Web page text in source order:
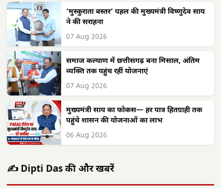
‘मुस्कुराता बस्तर’ पहल की मुख्यमंत्री विष्णुदेव साय
ने की सराहना
07 Aug 2026
समाज कल्याण में छत्तीसगढ़ बना मिसाल, अंतिम
व्यक्ति तक पहुंच रहीं योजनाएं
07 Aug 2026
मुख्यमंत्री साय का फोकस— हर पात्र हितग्राही तक
पहुंचे शासन की योजनाओं का लाभ
06 Aug 2026
✍️ Dipti Das की और खबरें